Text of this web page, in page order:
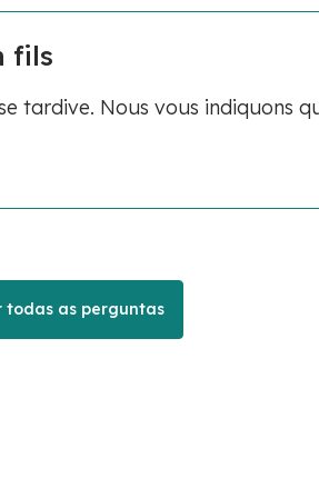
fils
tardive. Nous vous indiquons
todas as perguntas